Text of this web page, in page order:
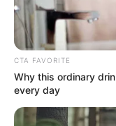
CTA FAVORITE
Why this ordinary
every day